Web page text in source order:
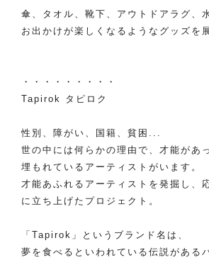
傘、タオル、靴下、アウトドアラグ、
お出かけが楽しくなるようなグッズを
・・・・・・・・・
Tapirok タピロク
性別、障がい、国籍、貧困...
世の中には何らかの理由で、才能があ
埋もれているアーティストがいます。
才能あふれるアーティストを発掘し、
に立ち上げたプロジェクト。
「Tapirok」というブランド名は、
夢を食べるといわれている伝説がある